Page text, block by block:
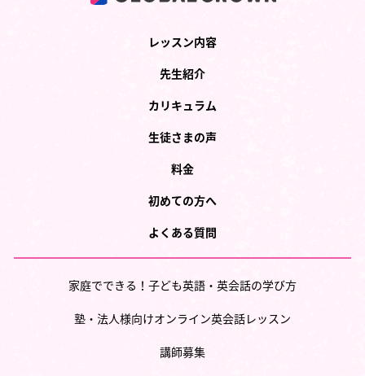
レッスン内容
先生紹介
カリキュラム
生徒さまの声
料金
初めての方へ
よくある質問
家庭でできる！子ども英語・英会話の学び方
塾・法人様向けオンライン英会話レッスン
講師募集